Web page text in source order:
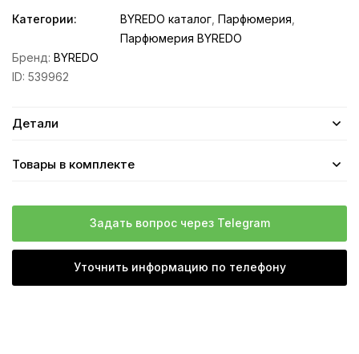
Категории:
BYREDO каталог Парфюмерия
Парфюмерия BYREDO
Бренд: BYREDO
ID: 539962
Детали
Товары в комплекте
Задать вопрос через Telegram
Уточнить информацию по телефону